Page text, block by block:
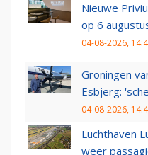
Nieuwe
op 6
04-08-2026,
Groningen
Esbjerg:
04-08-2026,
Luchthaven
weer